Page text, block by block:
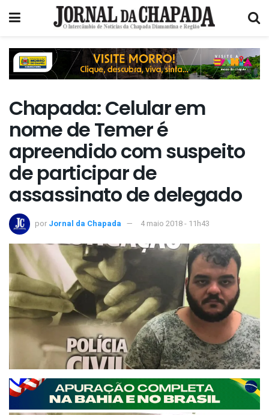
Chapada: Celular em
nome de Temer é
apreendido com suspeito
de participar de
assassinato de delegado
por Jornal da Chapada 4 maio 2018 - 11h43